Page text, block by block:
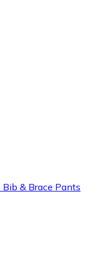
& Brace Pants